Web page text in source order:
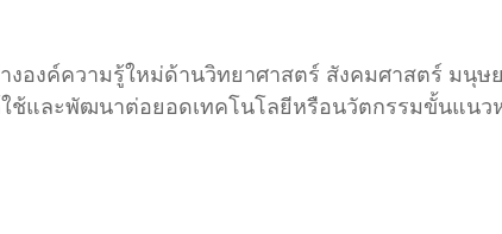
องค์ความรู้ใหม่ด้านวิทยาศาสตร์ สังคมศาสตร์ มนุษ
ช้และพัฒนาต่อยอดเทคโนโลยีหรือนวัตกรรมขั้นแนว